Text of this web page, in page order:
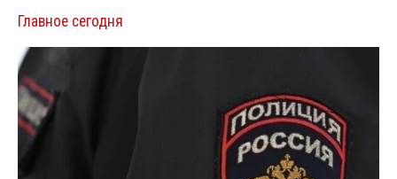
Главное сегодня